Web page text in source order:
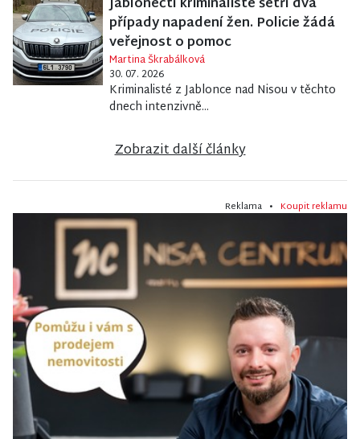
případy napadení žen. Policie žádá
veřejnost o pomoc
Martina Škrabálková
30. 07. 2026
Kriminalisté z Jablonce nad Nisou v těchto
dnech intenzivně...
Zobrazit další články
Reklama • Koupit reklamu